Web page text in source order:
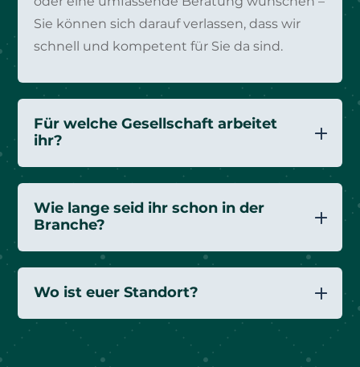
Sie können sich darauf verlassen, dass wir
schnell und kompetent für Sie da sind.
Für welche Gesellschaft arbeitet
ihr?
Wie lange seid ihr schon in der
Branche?
Wo ist euer Standort?